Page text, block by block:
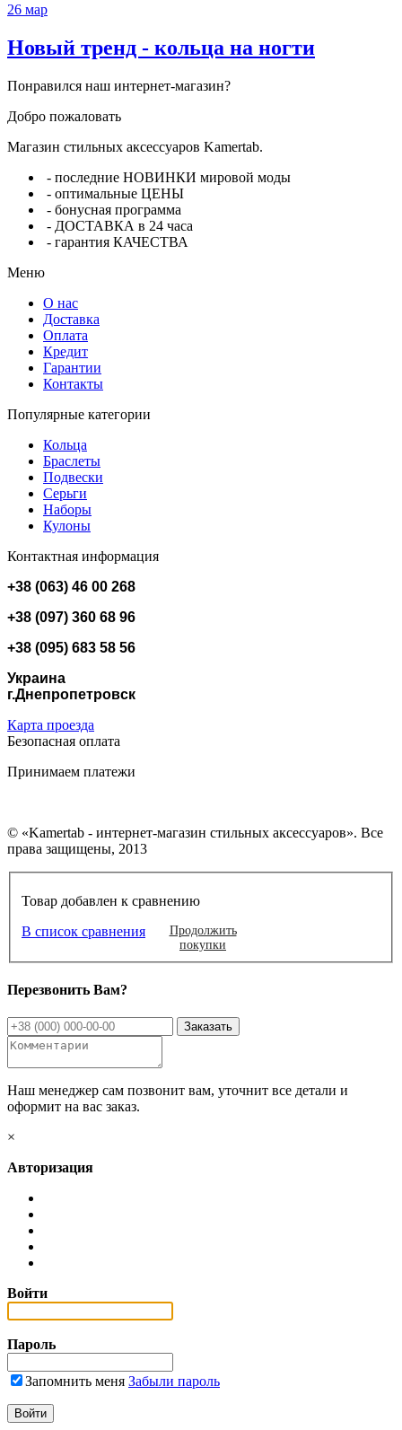
26 мар
Новый тренд - кольца на ногти
Понравился наш интернет-магазин?
Добро пожаловать
Магазин стильных аксессуаров Kamertab.
- последние НОВИНКИ мировой моды
- оптимальные ЦЕНЫ
- бонусная программа
- ДОСТАВКА в 24 часа
- гарантия КАЧЕСТВА
Меню
О нас
Доставка
Оплата
Кредит
Гарантии
Контакты
Популярные категории
Кольца
Браслеты
Подвески
Серьги
Наборы
Кулоны
Контактная информация
+38 (063) 46 00 268
+38 (097) 360 68 96
+38 (095) 683 58 56
Украина
г.Днепропетровск
Карта проезда
Безопасная оплата
Принимаем платежи
© «Kamertab - интернет-магазин стильных аксессуаров». Все
права защищены, 2013
Товар добавлен к сравнению
В список сравнения
Продолжить
покупки
Перезвонить Вам?
Наш менеджер сам позвонит вам, уточнит все детали и
оформит на вас заказ.
×
Авторизация
Войти
Пароль
Запомнить меня Забыли пароль